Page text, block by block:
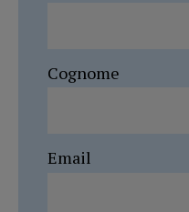
Cognome
Email